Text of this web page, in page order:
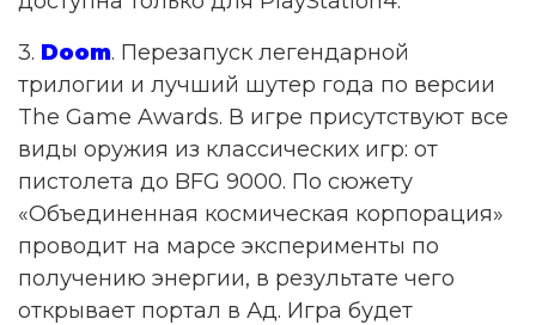
3. Doom. Перезапуск легендарной
трилогии и лучший шутер года по версии
The Game Awards. В игре присутствуют все
виды оружия из классических игр: от
пистолета до BFG 9000. По сюжету
«Объединенная космическая корпорация»
проводит на марсе эксперименты по
получению энергии, в результате чего
открывает портал в Ад. Игра будет